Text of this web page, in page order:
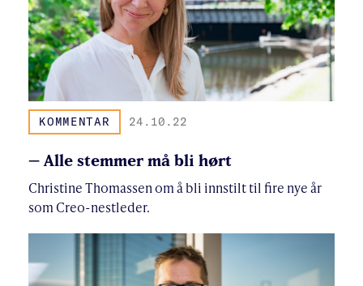
KOMMENTAR 24.10.22
– Alle stemmer må bli hørt
Christine Thomassen om å bli innstilt til fire nye år
som Creo-nestleder.